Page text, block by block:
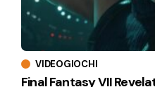
VIDEOGIOCHI
Final Fantasy VII